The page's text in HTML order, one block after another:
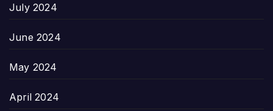
July 2024
June 2024
May 2024
April 2024